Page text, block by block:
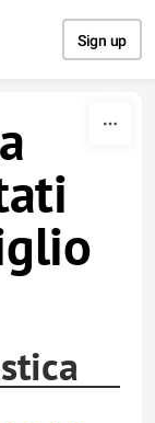
Sign up